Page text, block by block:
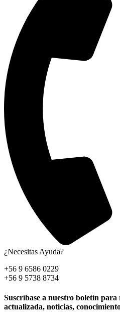
¿Necesitas Ayuda?
+56 9 6586 0229
+56 9 5738 8734
Suscríbase a nuestro boletín
actualizada, noticias,